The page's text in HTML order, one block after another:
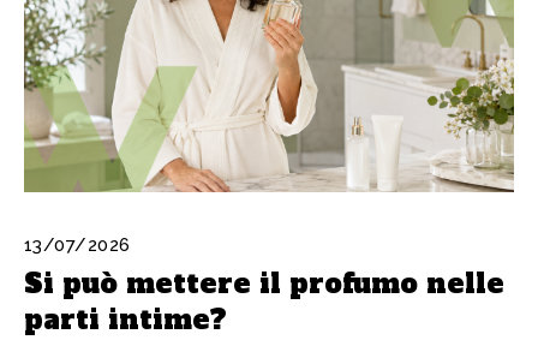
13/07/2026
Si può mettere il profumo nelle
parti intime?